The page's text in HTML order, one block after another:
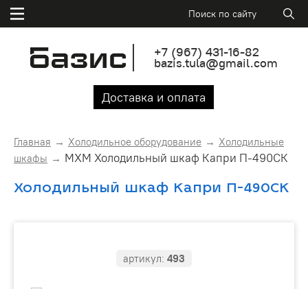
+7 (967) 431-16-82
bazis.tula@gmail.com
Доставка и оплата
Главная Холодильное оборудование
Холодильные
шкафы
МХМ Холодильный шкаф Капри П-490СК
Холодильный шкаф Капри П-490СК
артикул: 493